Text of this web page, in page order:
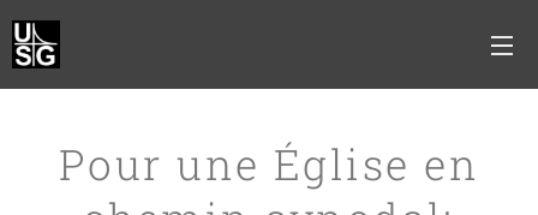
Pour une Église en